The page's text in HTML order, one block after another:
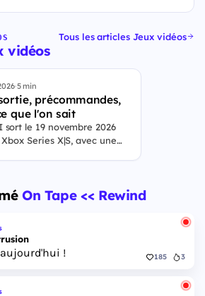
vidéos
Tous les articles Jeux vidéos
·5 min
précommandes,
que l'on sait
le 19 novembre 2026
Series X|S, avec une
City. Il met en scène
un duo de protagonistes
cette dernière étant la
d'un GTA principal.
On Tape << Rewind
! 185 3